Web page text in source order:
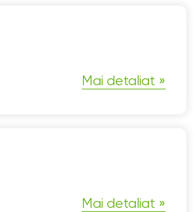
Mai detaliat
Mai detaliat